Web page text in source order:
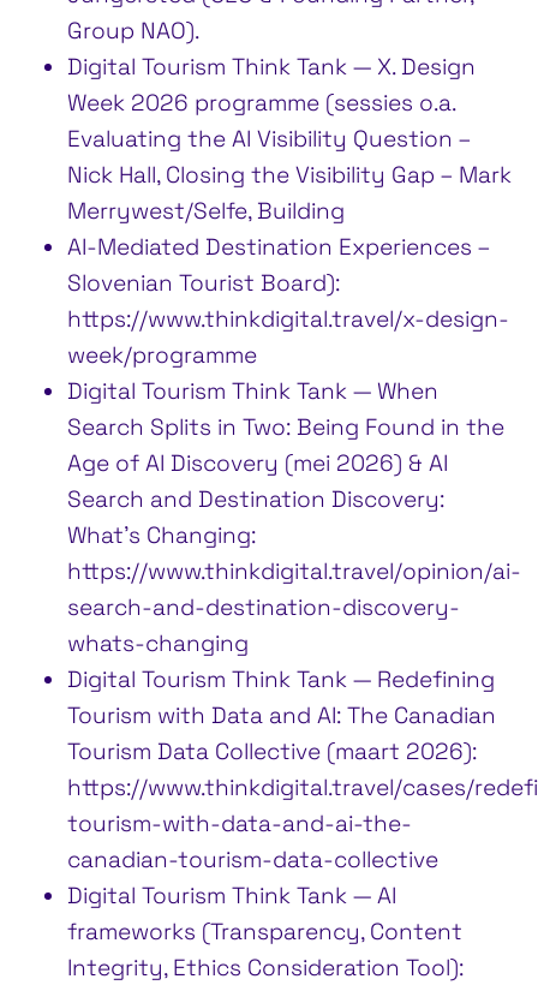
Group NAO).
Digital Tourism Think Tank — X. Design
Week 2026 programme (sessies o.a.
Evaluating the AI Visibility Question –
Nick Hall, Closing the Visibility Gap – Mark
Merrywest/Selfe, Building
AI-Mediated Destination Experiences –
Slovenian Tourist Board):
https://www.thinkdigital.travel/x-design-
week/programme
Digital Tourism Think Tank — When
Search Splits in Two: Being Found in the
Age of AI Discovery (mei 2026) & AI
Search and Destination Discovery:
What’s Changing:
https://www.thinkdigital.travel/opinion/ai-
search-and-destination-discovery-
whats-changing
Digital Tourism Think Tank — Redefining
Tourism with Data and AI: The Canadian
Tourism Data Collective (maart 2026):
https://www.thinkdigital.travel/cases/
tourism-with-data-and-ai-the-
canadian-tourism-data-collective
Digital Tourism Think Tank — AI
frameworks (Transparency, Content
Integrity, Ethics Consideration Tool):